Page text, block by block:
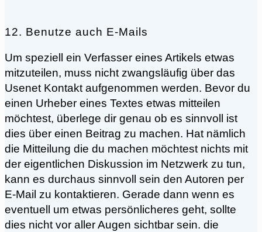
12. Benutze auch E-Mails
um speziell ein Verfasser eines Artikels etwas
mitzuteilen, muss nicht zwangsläufig über das
Usenet Kontakt aufgenommen werden. Bevor du
einen Urheber eines Textes etwas mitteilen
möchtest, überlege dir genau ob es sinnvoll ist
dies über einen Beitrag zu machen. Hat nämlich
die Mitteilung die du machen möchtest nichts mit
der eigentlichen Diskussion im Netzwerk zu tun,
kann es durchaus sinnvoll sein den Autoren per
E-Mail zu kontaktieren. Gerade dann wenn es
eventuell um etwas persönlicheres geht, sollte
dies nicht vor aller Augen sichtbar sein. die